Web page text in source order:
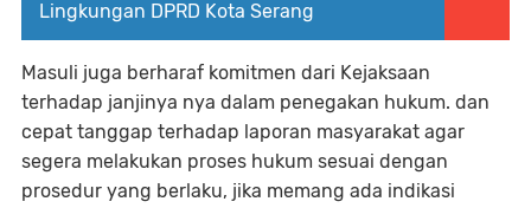
Lingkungan DPRD Kota Serang
Masuli juga berharaf komitmen dari Kejaksaan
terhadap janjinya nya dalam penegakan hukum. dan
cepat tanggap terhadap laporan masyarakat agar
segera melakukan proses hukum sesuai dengan
prosedur yang berlaku, jika memang ada indikasi